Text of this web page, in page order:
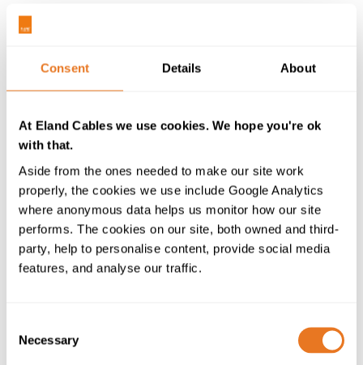
Consent Details About
At Eland Cables we use cookies. We hope you're ok
with that.
Aside from the ones needed to make our site work
properly, the cookies we use include Google Analytics
where anonymous data helps us monitor how our site
performs. The cookies on our site, both owned and third-
party, help to personalise content, provide social media
features, and analyse our traffic.
Selection
Necessary
électriques adaptés
ont été posés sur terre ; 90 km de
transformation a été construite à Breezanddijk et une
nouvelle réserve naturelle a été créée à
pédagogique doté de murs en verre afin que les
visiteurs puissent découvrir les avantages de l'énergie
éolienne, et comment cette électricité verte est
distribuée à partir des éoliennes de 180 m de haut
d'IJsselmeer vers le centre du réseau dans la Frise.
éoliennes du IJsselmeer à la sous-station innovante de
Breezanddijk. L'électricité y est alors transformée en